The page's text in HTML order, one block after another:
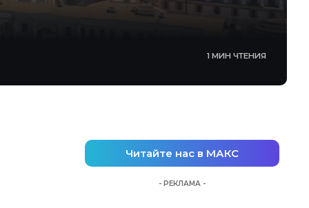
1 МИН ЧТЕНИЯ
Читайте нас в МАКС
- РЕКЛАМА -